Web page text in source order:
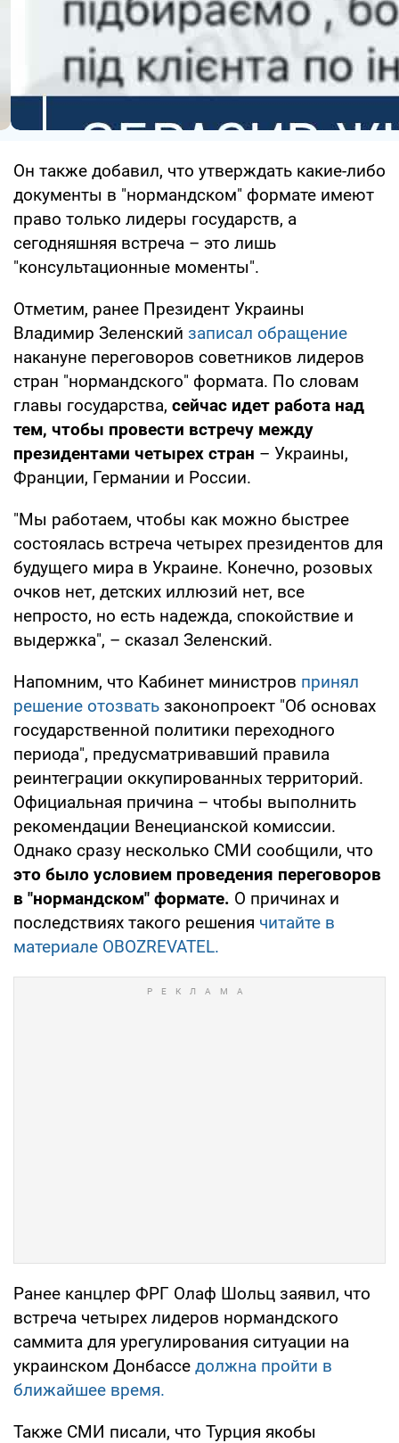
Он также добавил, что утверждать какие-либо
документы в "нормандском" формате имеют
право только лидеры государств, а
сегодняшняя встреча – это лишь
"консультационные моменты".
Отметим, ранее Президент Украины
Владимир Зеленский записал обращение
накануне переговоров советников лидеров
стран "нормандского" формата. По словам
главы государства, сейчас идет работа над
тем, чтобы провести встречу между
президентами четырех стран – Украины,
Франции, Германии и России.
"Мы работаем, чтобы как можно быстрее
состоялась встреча четырех президентов для
будущего мира в Украине. Конечно, розовых
очков нет, детских иллюзий нет, все
непросто, но есть надежда, спокойствие и
выдержка", – сказал Зеленский.
Напомним, что Кабинет министров принял
решение отозвать законопроект "Об основах
государственной политики переходного
периода", предусматривавший правила
реинтеграции оккупированных территорий.
Официальная причина – чтобы выполнить
рекомендации Венецианской комиссии.
Однако сразу несколько СМИ сообщили, что
это было условием проведения переговоров
в "нормандском" формате. О причинах и
последствиях такого решения читайте в
материале OBOZREVATEL.
Ранее канцлер ФРГ Олаф Шольц заявил, что
встреча четырех лидеров нормандского
саммита для урегулирования ситуации на
украинском Донбассе должна пройти в
ближайшее время.
Также СМИ писали, что Турция якобы